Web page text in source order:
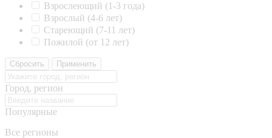
Взрослеющий (1-3 года)
Взрослый (4-6 лет)
Стареющий (7-11 лет)
Пожилой (от 12 лет)
Сбросить Применить
Город, регион
Популярные
Все регионы